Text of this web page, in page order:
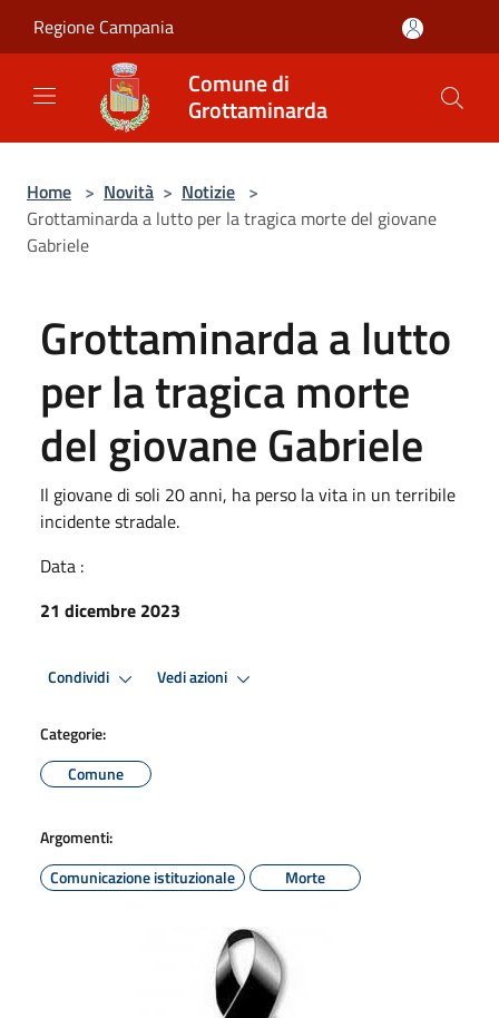
Regione Campania
Comune di
Grottaminarda
Home > Novità > Notizie >
Grottaminarda a lutto per la tragica morte del giovane
Gabriele
Grottaminarda a lutto
per la tragica morte
del giovane Gabriele
Il giovane di soli 20 anni, ha perso la vita in un terribile
incidente stradale.
Data :
21 dicembre 2023
Condividi Vedi azioni
Categorie:
Comune
Argomenti:
Comunicazione istituzionale
Morte